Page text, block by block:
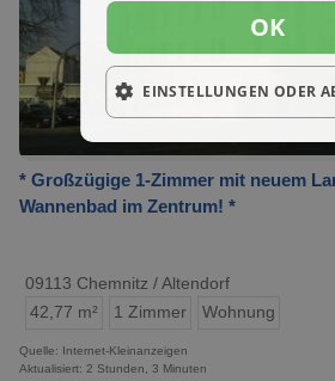
* Großzügige 1-Zimmer mit neuem
Wannenbad im Zentrum! *
09113 Chemnitz / Altendorf
42,77 m²
1 Zimmer Wohnung
Quelle: Internet-Kleinanzeigen
Aktualisiert: 2 Stunden, 3 Minuten
OK
EINSTELLUNGEN ODER